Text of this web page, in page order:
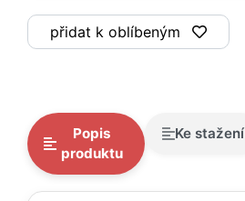
přidat k oblíbeným
Popis
produktu
Ke stažení